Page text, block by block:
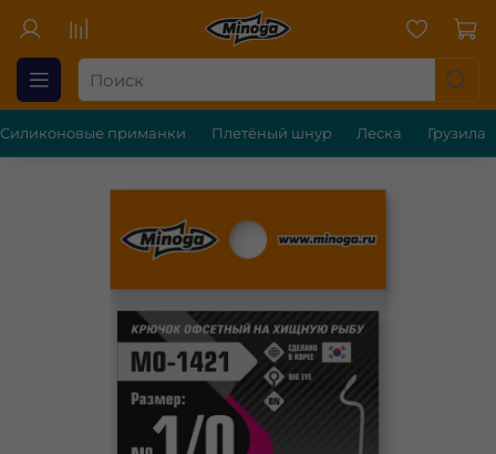
Силиконовые приманки Плетёный шнур Леска Грузила